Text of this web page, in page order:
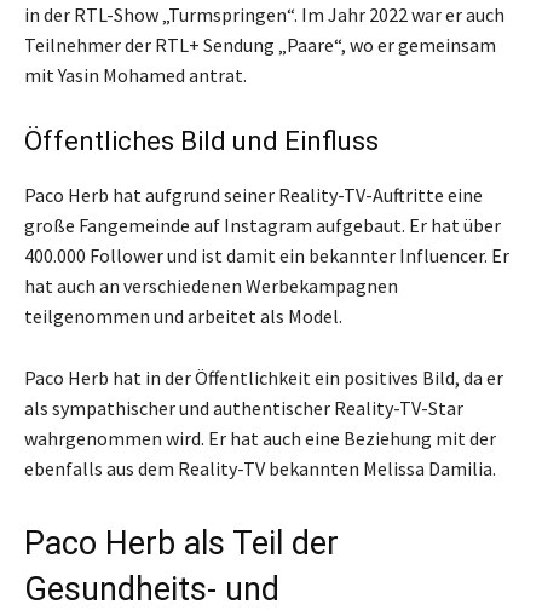
in der RTL-Show „Turmspringen“. Im Jahr 2022 war er auch
Teilnehmer der RTL+ Sendung „Paare“, wo er gemeinsam
mit Yasin Mohamed antrat.
Öffentliches Bild und Einfluss
Paco Herb hat aufgrund seiner Reality-TV-Auftritte eine
große Fangemeinde auf Instagram aufgebaut. Er hat über
400.000 Follower und ist damit ein bekannter Influencer. Er
hat auch an verschiedenen Werbekampagnen
teilgenommen und arbeitet als Model.
Paco Herb hat in der Öffentlichkeit ein positives Bild, da er
als sympathischer und authentischer Reality-TV-Star
wahrgenommen wird. Er hat auch eine Beziehung mit der
ebenfalls aus dem Reality-TV bekannten Melissa Damilia.
Paco Herb als Teil der
Gesundheits- und